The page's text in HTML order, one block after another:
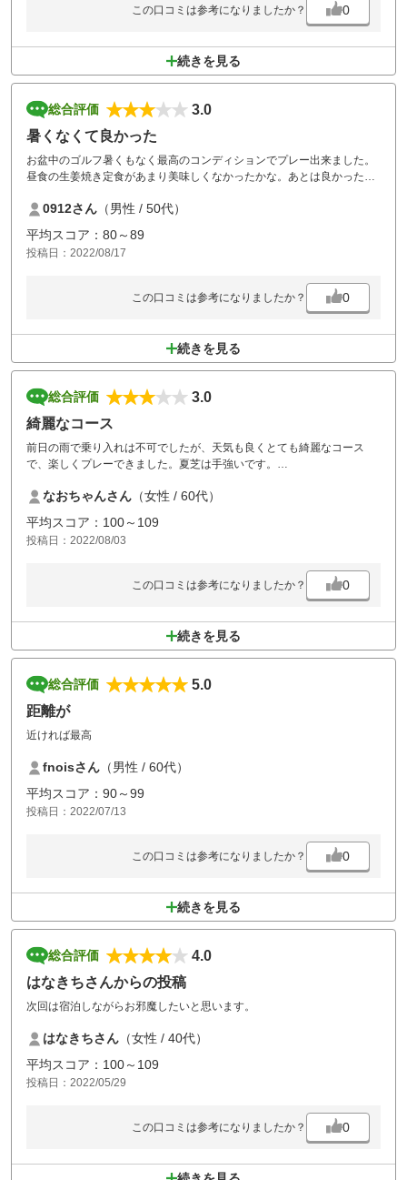
この口コミは参考になりましたか？ 0
続きを見る
総合評価
3.0
暑くなくて良かった
お盆中のゴルフ暑くもなく最高のコンディションでプレー出来ました。
昼食の生姜焼き定食があまり美味しくなかったかな。あとは良かったで
はあまり出来ていないゴルフ場なのかと。
0912さん （男性 / 50代）
平均スコア：80～89
投稿日：2022/08/17
この口コミは参考になりましたか？ 0
続きを見る
総合評価
3.0
綺麗なコース
前日の雨で乗り入れは不可でしたが、天気も良くとても綺麗なコース
で、楽しくプレーできました。夏芝は手強いです。
なおちゃんさん （女性 / 60代）
平均スコア：100～109
投稿日：2022/08/03
この口コミは参考になりましたか？ 0
続きを見る
総合評価
5.0
距離が
近ければ最高
fnoisさん （男性 / 60代）
平均スコア：90～99
投稿日：2022/07/13
この口コミは参考になりましたか？ 0
続きを見る
総合評価
4.0
はなきちさんからの投稿
次回は宿泊しながらお邪魔したいと思います。
はなきちさん （女性 / 40代）
平均スコア：100～109
投稿日：2022/05/29
この口コミは参考になりましたか？ 0